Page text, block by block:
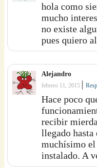
hola como
mucho
no existe
pues quiero
Alejandro
febrero 11, 2015 |
Hace poco
recibir
llegado hasta
muchísimo el
instalado. A